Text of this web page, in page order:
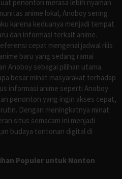
penonton merasa lebih nyaman
anime lokal, Anoboy sering
karena keduanya menjadi tempat
dan informasi terkait anime.
cepat mengenai jadwal rilis
baru yang sedang ramai
Anoboy sebagai pilihan utama.
besar minat masyarakat terhadap
informasi anime seperti Anoboy
penonton yang ingin akses cepat,
Dengan meningkatnya minat
situs semacam ini menjadi
budaya tontonan digital di
Populer untuk Nonton